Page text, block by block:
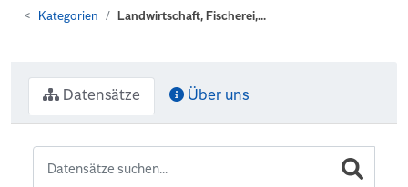
Kategorien Landwirtschaft, Fischerei,...
Datensätze Über uns